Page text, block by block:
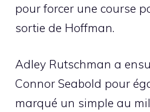
pour forcer une course
sortie de Hoffman.
Adley Rutschman a
Connor Seabold pour
marqué un simple au